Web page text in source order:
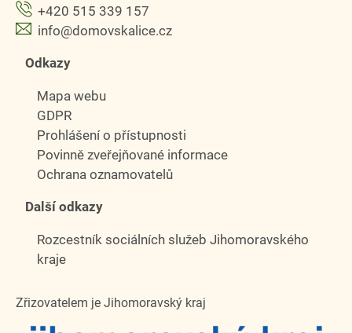
+420 515 339 157
info@domovskalice.cz
Odkazy
Mapa webu
GDPR
Prohlášení o přístupnosti
Povinně zveřejňované informace
Ochrana oznamovatelů
Další odkazy
Rozcestník sociálních služeb Jihomoravského
kraje
Zřizovatelem je Jihomoravský kraj